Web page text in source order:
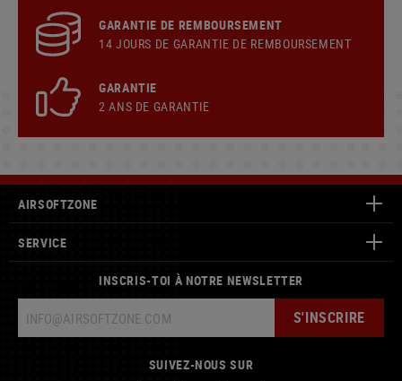
GARANTIE DE REMBOURSEMENT
14 JOURS DE GARANTIE DE REMBOURSEMENT
GARANTIE
2 ANS DE GARANTIE
AIRSOFTZONE
SERVICE
INSCRIS-TOI À NOTRE NEWSLETTER
S'INSCRIRE
SUIVEZ-NOUS SUR